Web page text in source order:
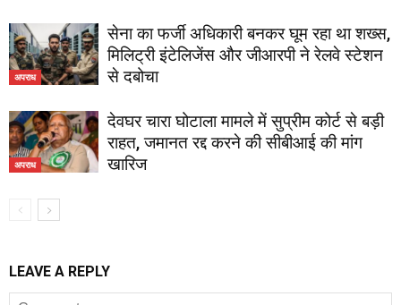
अपराध
सेना का फर्जी अधिकारी बनकर घूम रहा था शख्स,
मिलिट्री इंटेलिजेंस और जीआरपी ने रेलवे स्टेशन
से दबोचा
अपराध
देवघर चारा घोटाला मामले में सुप्रीम कोर्ट से बड़ी
राहत, जमानत रद्द करने की सीबीआई की मांग
खारिज
LEAVE A REPLY